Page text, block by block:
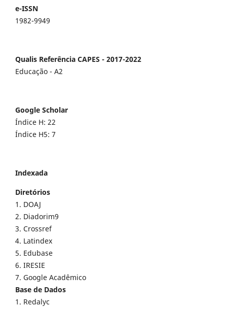
e-ISSN
1982-9949
Qualis Referência CAPES - 2017-2022
Educação - A2
Google Scholar
Índice H: 22
Índice H5: 7
Indexada
Diretórios
1. DOAJ
2. Diadorim9
3. Crossref
4. Latindex
5. Edubase
6. IRESIE
7. Google Acadêmico
Base de Dados
1. Redalyc